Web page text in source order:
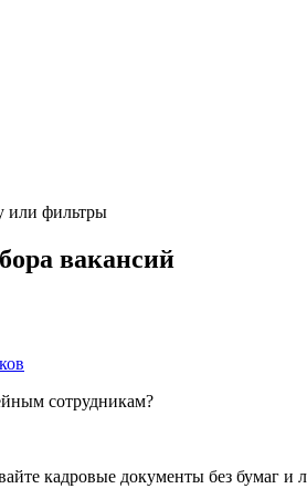
или фильтры
вакансий
сотрудникам?
кадровые документы без бумаг и